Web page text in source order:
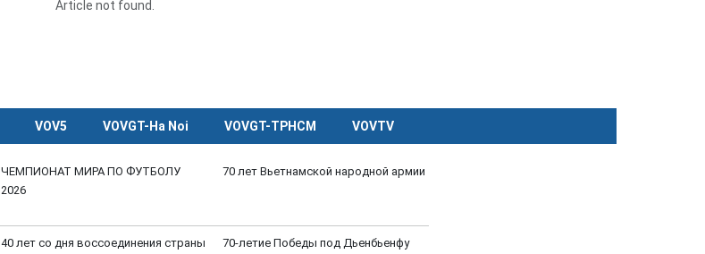
Article not found.
VOV5 VOVGT-Ha Noi VOVGT-TPHCM VOVTV
ЧЕМПИОНАТ МИРА ПО ФУТБОЛУ
2026
70 лет Вьетнамской народной армии
40 лет со дня воссоединения страны 70-летие Победы под Дьенбьенфу